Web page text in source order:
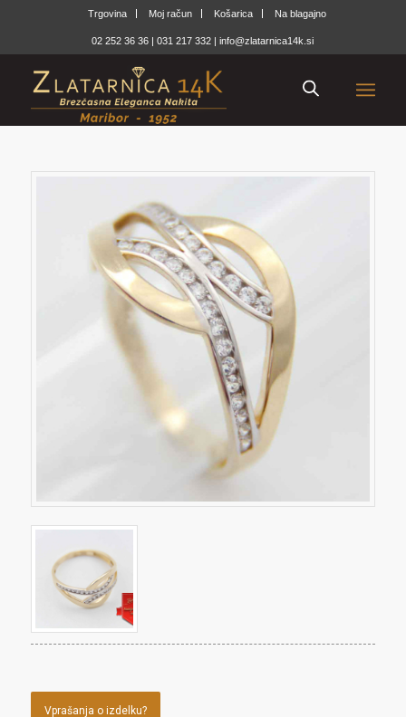
Trgovina Moj račun Košarica Na blagajno
02 252 36 36 |031 217 332 |info@zlatarnica14k.si
Vprašanja o izdelku?